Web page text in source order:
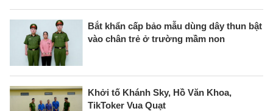
Bắt khẩn cấp bảo mẫu dùng dây thun bật
vào chân trẻ ở trường mầm non
Khởi tố Khánh Sky, Hồ Văn Khoa,
TikToker Vua Quạt